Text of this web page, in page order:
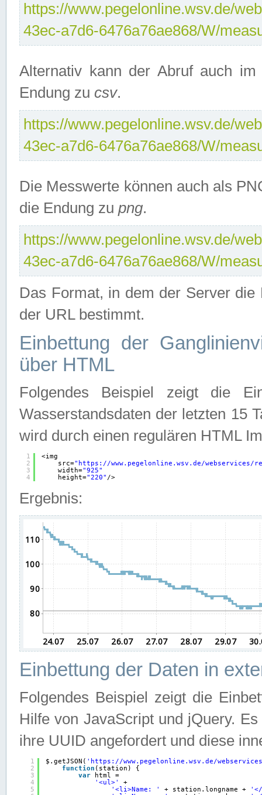
https://www.pegelonline.wsv.de/
43ec-a7d6-6476a76ae868/W/
Alternativ kann der Abruf auch
Endung zu csv.
https://www.pegelonline.wsv.de/
43ec-a7d6-6476a76ae868/W/
Die Messwerte können auch als
die Endung zu png.
https://www.pegelonline.wsv.de/
43ec-a7d6-6476a76ae868/W/
Das Format, in dem der Server
der URL bestimmt.
Einbettung der
über HTML
Folgendes Beispiel zeigt die
Wasserstandsdaten der letzten 15
wird durch einen regulären HTML
1
2
3
4
<img
src=" https://www.pegelonline.wsv.de/webservices/
width="925"
height="220" />
Ergebnis:
Einbettung der Daten in
Folgendes Beispiel zeigt die
Hilfe von JavaScript und jQuery.
ihre UUID angefordert und diese
1
2
3
4
5
$.getJSON( ' https://www.pegelonline.wsv.de/
function (station) {
var
html =
'<ul>'
+
'<li>Name: '
+ station.longname +